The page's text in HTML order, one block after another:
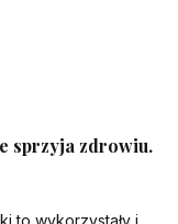
sprzyja zdrowiu.